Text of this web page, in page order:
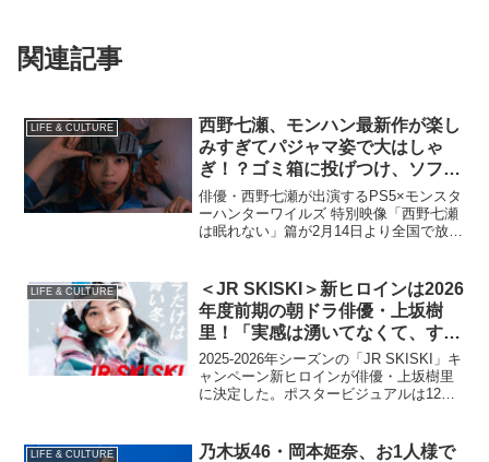
関連記事
LIFE & CULTURE
西野七瀬、モンハン最新作が楽し
みすぎてパジャマ姿で大はしゃ
ぎ！？ゴミ箱に投げつけ、ソファ
ーにダイブ…
俳優・西野七瀬が出演するPS5×モンスタ
ーハンターワイルズ 特別映像「西野七瀬
は眠れない」篇が2月14日より全国で放映
あふれたコンテンツ！CM、インタビュ
ー、あの人と対談も…。
LIFE & CULTURE
＜JR SKISKI＞新ヒロインは2026
年度前期の朝ドラ俳優・上坂樹
里！「実感は湧いてなくて、すご
くフワフワした気持ちで…」
2025-2026年シーズンの「JR SKISKI」キ
ャンペーン新ヒロインが俳優・上坂樹里
に決定した。ポスタービジュアルは12月
れ、18日より放映される。
LIFE & CULTURE
乃木坂46・岡本姫奈、お1人様で